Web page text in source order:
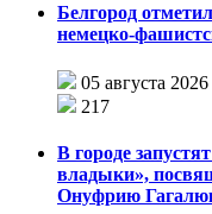
Белгород
немецко-
05 августа 2026
217
В городе
владыки»,
Онуфрию